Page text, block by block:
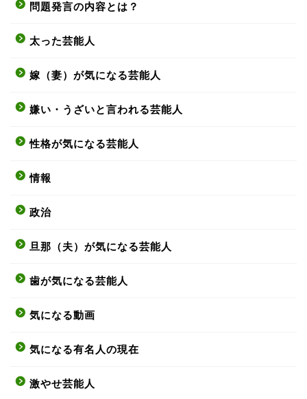
問題発言の内容とは？
太った芸能人
嫁（妻）が気になる芸能人
嫌い・うざいと言われる芸能人
性格が気になる芸能人
情報
政治
旦那（夫）が気になる芸能人
歯が気になる芸能人
気になる動画
気になる有名人の現在
激やせ芸能人